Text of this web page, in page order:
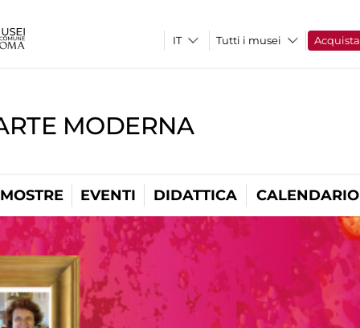
Tutti i musei Acquista
MODERNA
MOSTRE EVENTI DIDATTICA CALENDARIO